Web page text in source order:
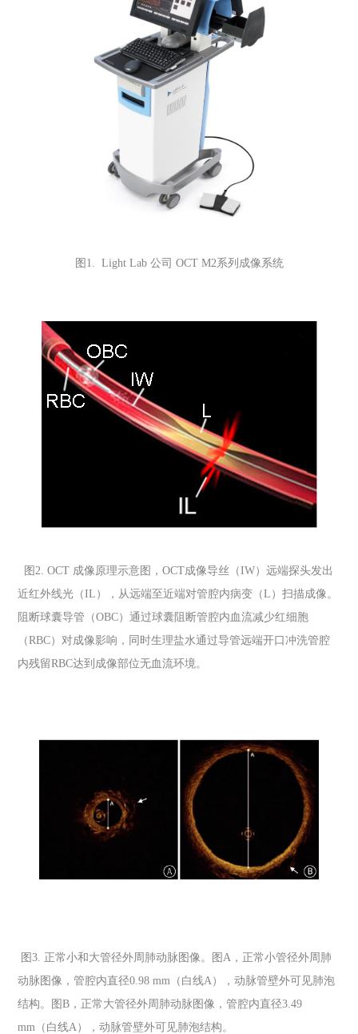
图1. Light Lab 公司 OCT M2系列成像系统
图 2. OCT 成像原理示意图，OCT成像导丝（IW）远端探头发出
近红外线光（IL ），从远端至近端对管腔内病变（L ）扫描成像。
阻断球囊导管（OBC）通过球囊阻断管腔内血流减少红细胞
（RBC）对成像影响，同时生理盐水通过导管远端开口冲洗管腔
内残留RBC达到成像部位无血流环境。
图3. 正常小和大管径外周肺动脉图像。图 A ，正常小管径外周肺
动脉图像，管腔内直径0.98 mm （白线A ），动脉管壁外可见肺泡
结构。图B ，正常大管径外周肺动脉图像，管腔内直径3.49
mm （白线A ），动脉管壁外可见肺泡结构。